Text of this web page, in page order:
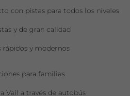
con pistas para todos los niveles
y de gran calidad
rápidos y modernos
para familias
Vail a través de autobús